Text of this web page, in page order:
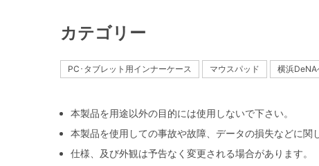
カテゴリー
PC･タブレット用インナーケース マウスパッド 横浜DeNA
本製品を用途以外の目的には使用しないで下さい。
本製品を使用しての事故や故障、データの損失などに関
仕様、及び外観は予告なく変更される場合があります。